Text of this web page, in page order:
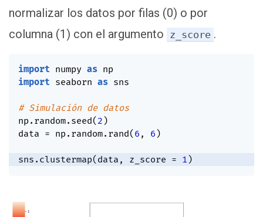
normalizar los datos por filas (0) o por
columna (1) con el argumento z_score .
import numpy as
import seaborn as sns
# Simulación de datos
np . random. seed( 2 )
data = np . random. rand( 6 , 6 )
sns . clustermap( data , z_score = 1 )